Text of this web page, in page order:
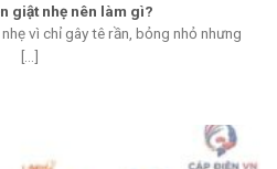
giật nhẹ nên làm gì?
vì chỉ gây tê rần, bỏng nhỏ nhưng
[...]